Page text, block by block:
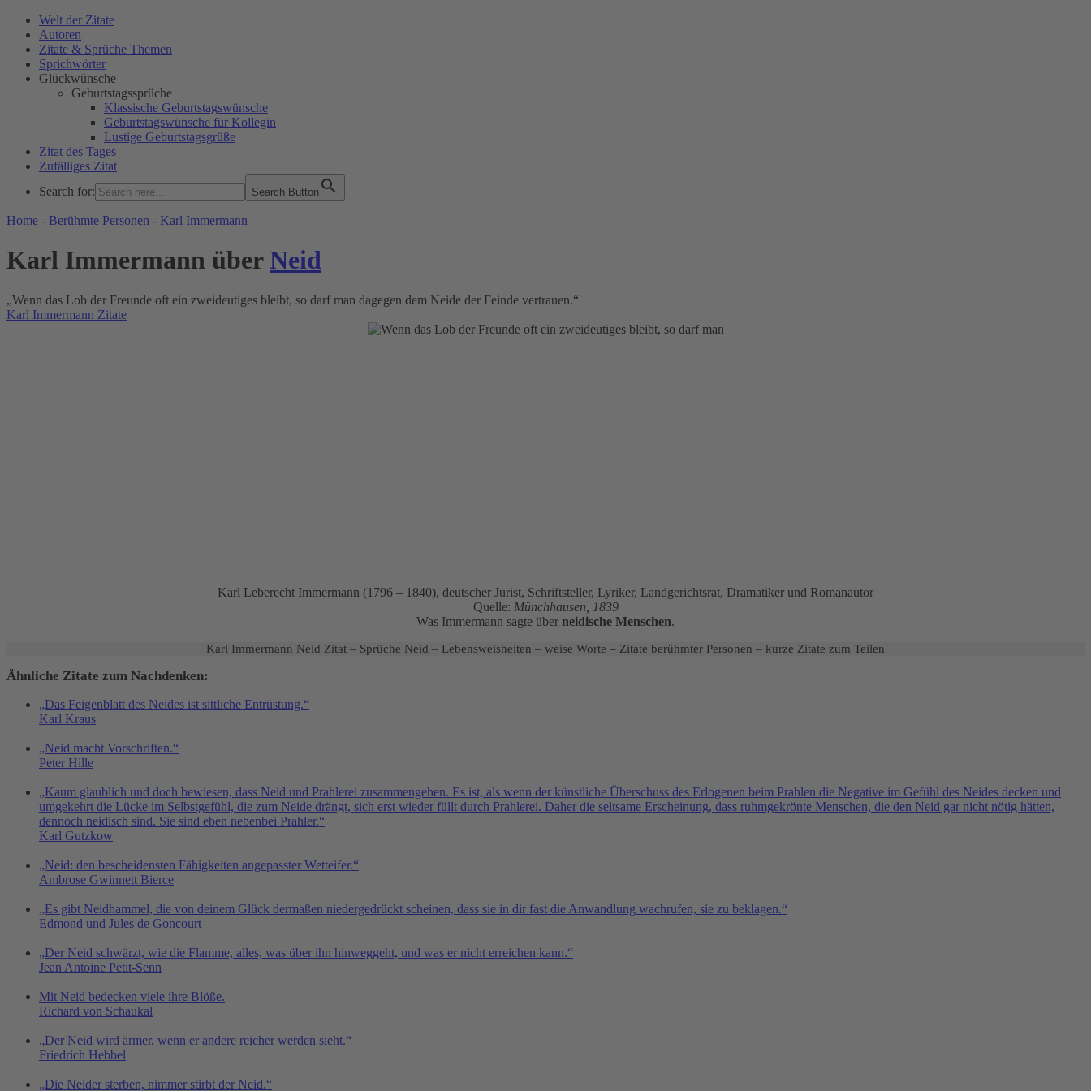
Welt der Zitate
Autoren
Zitate & Sprüche Themen
Sprichwörter
Glückwünsche
Geburtstagssprüche
Klassische Geburtstagswünsche
Geburtstagswünsche für Kollegin
Lustige Geburtstagsgrüße
Zitat des Tages
Zufälliges Zitat
Search for:
Search Button
WELT DER ZITATE
Home - Berühmte Personen - Karl Immermann
Karl Immermann überNeid
„Wenn das Lob der Freunde oft ein zweideutiges bleibt, so darf man dagegen dem Neide der Feinde vertrauen.“
Karl Immermann Zitate
Karl Leberecht Immermann (1796 – 1840), deutscher Jurist, Schriftsteller, Lyriker, Landgerichtsrat, Dramatiker und Romanautor
Quelle: Münchhausen, 1839
Was Immermann sagte über neidische Menschen.
Karl Immermann Neid Zitat – Sprüche Neid – Lebensweisheiten – weise Worte – Zitate berühmter Personen – kurze Zitate zum Teilen
Ähnliche Zitate zum Nachdenken:
„Das Feigenblatt des Neides ist sittliche Entrüstung.“
Karl Kraus
„Neid macht Vorschriften.“
Peter Hille
„Kaum glaublich und doch bewiesen, dass Neid und Prahlerei zusammengehen. Es ist, als wenn der künstliche Überschuss des Erlogenen beim Prahlen die Negative im Gefühl des Neides decken und
umgekehrt die Lücke im Selbstgefühl, die zum Neide drängt, sich erst wieder füllt durch Prahlerei. Daher die seltsame Erscheinung, dass ruhmgekrönte Menschen, die den Neid gar nicht nötig hätten,
dennoch neidisch sind. Sie sind eben nebenbei Prahler.“
Karl Gutzkow
„Neid: den bescheidensten Fähigkeiten angepasster Wetteifer.“
Ambrose Gwinnett Bierce
„Es gibt Neidhammel, die von deinem Glück dermaßen niedergedrückt scheinen, dass sie in dir fast die Anwandlung wachrufen, sie zu beklagen.“
Edmond und Jules de Goncourt
„Der Neid schwärzt, wie die Flamme, alles, was über ihn hinweggeht, und was er nicht erreichen kann.“
Jean Antoine Petit-Senn
Mit Neid bedecken viele ihre Blöße.
Richard von Schaukal
„Der Neid wird ärmer, wenn er andere reicher werden sieht.“
Friedrich Hebbel
„Die Neider sterben, nimmer stirbt der Neid.“